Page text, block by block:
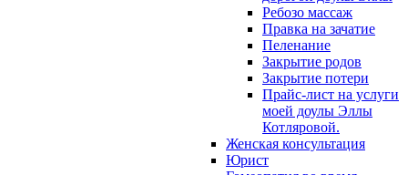
Ребозо массаж
Правка на зачатие
Пеленание
Закрытие родов
Закрытие потери
Прайс-лист на услуги
моей доулы Эллы
Котляровой.
Женская консультация
Юрист